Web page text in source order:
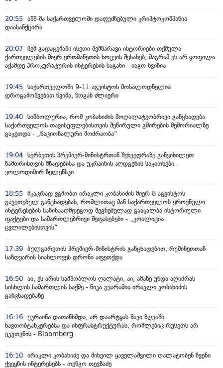
20:55 აშშ-მა საქართველოში დაფუძნებული კრიპტოკომპანია
დაასანქცირა
20:07 ჩემ გადაცემაში ისეთი შემზარავი ისტორიები თქმულა
ქართველების მიერ ერთმანეთის ხოცვის შესახებ, მაგრამ ეს არ ყოფილა
აქამდე პროკურატურის ინტერესის საგანი - იაგო ხვიჩია
19:45 საქართველოში 9-11 აგვისტოს მოსალოდნელია
დროგამოშვებით წვიმა, ზოგან ძლიერი
19:40 სიმბოლურია, რომ კობახიძის მოღალატეობრივი განცხადება
საქართველოს თავისუფლებისთვის შეწირული გმირების მემორიალზე
გაკეთდა - „ნაციონალური მოძრაობა“
19:04 სერბეთის პრემიერ-მინისტრთან შეხვედრაზე განვიხილეთ
ზამთრისთვის მზადებისა და უკრაინის აღდგენის საკითხები -
ვოლოდიმირ ზელენსკი
18:55 მკაცრად ვგმობთ ირაკლი კობახიძის მიერ 8 აგვისტოს
გაკეთებულ განცხადებას, რომლითაც მან საქართველოს ეროვნული
ინტერესების საწინააღმდეგოდ შეგნებულად გააყალბა ისტორიული
ფაქტები და სამართლებრივი შეფასებები - „კოალიცია
ცვლილებისთვის“
17:39 ბულგარეთის პრემიერ-მინისტრის განცხადებით, რუმინეთთან
საზღვარის სიახლოვეს დრონი აფეთქდა
16:50 აი, ეს არის სამშობლოს ღალატი, აი, ამაზე უნდა აღიძრას
სისხლის სამართლის საქმე - ნიკა გვარამია ირაკლი კობახიძის
განცხადებაზე
16:16 უკრაინა დათანხმდა, არ დაარტყას შავი ზღვაში
ნავთობტანკერებსა და ინფრასტრუქტურას, რომლებიც რუსეთს არ
ეკუთვნის - Bloomberg
16:10 ირაკლი კობახიძე და მიხეილ ყაველაშვილი ღალატობენ ჩვენი
ქვეყნის ინტერესებს - თენგო თევზაძე